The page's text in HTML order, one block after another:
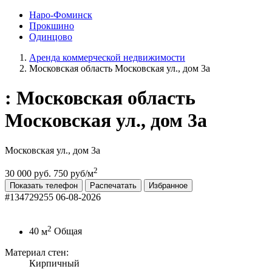
Наро-Фоминск
Прокшино
Одинцово
Аренда коммерческой недвижимости
Московская область Московская ул., дом 3а
: Московская область
Московская ул., дом 3а
Московская ул., дом 3а
30 000 руб. 750 руб/м2
Показать телефон
Распечатать Избранное
#134729255 06-08-2026
40 м2 Общая
Материал стен:
Кирпичный